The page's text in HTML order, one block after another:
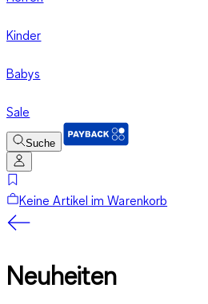
Kinder
Babys
Sale
Suche
Keine Artikel im Warenkorb
Neuheiten